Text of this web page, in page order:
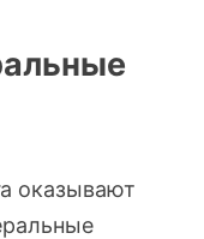
оказывают